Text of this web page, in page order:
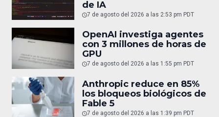
de IA
7 de agosto del 2026 a las 2:53 pm PDT
OpenAI investiga agentes
con 3 millones de horas de
GPU
7 de agosto del 2026 a las 1:55 pm PDT
Anthropic reduce en 85%
los bloqueos biológicos de
Fable 5
7 de agosto del 2026 a las 1:39 pm PDT